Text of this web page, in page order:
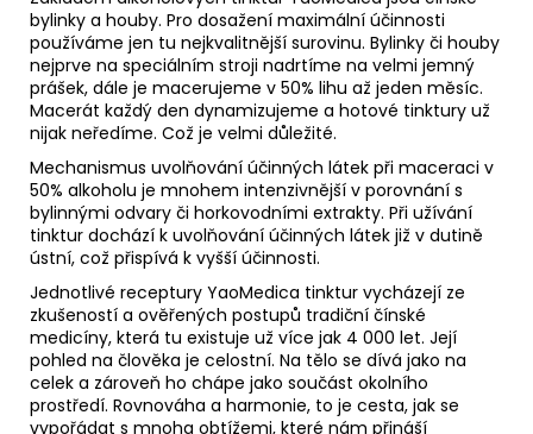
bylinky a houby. Pro dosažení maximální účinnosti
používáme jen tu nejkvalitnější surovinu. Bylinky či houby
nejprve na speciálním stroji nadrtíme na velmi jemný
prášek, dále je macerujeme v 50% lihu až jeden měsíc.
Macerát každý den dynamizujeme a hotové tinktury už
nijak neředíme. Což je velmi důležité.
Mechanismus uvolňování účinných látek při maceraci v
50% alkoholu je mnohem intenzivnější v porovnání s
bylinnými odvary či horkovodními extrakty. Při užívání
tinktur dochází k uvolňování účinných látek již v dutině
ústní, což přispívá k vyšší účinnosti.
Jednotlivé receptury YaoMedica tinktur vycházejí ze
zkušeností a ověřených postupů tradiční čínské
medicíny, která tu existuje už více jak 4 000 let. Její
pohled na člověka je celostní. Na tělo se dívá jako na
celek a zároveň ho chápe jako součást okolního
prostředí. Rovnováha a harmonie, to je cesta, jak se
vypořádat s mnoha obtížemi, které nám přináší